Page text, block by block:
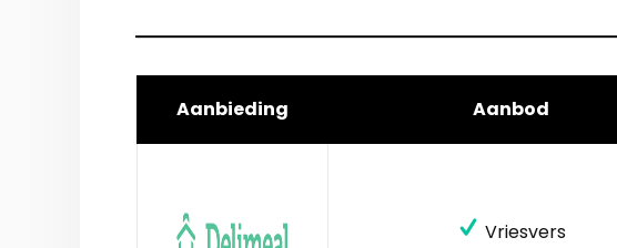
Aanbieding Aanbod
Vriesvers